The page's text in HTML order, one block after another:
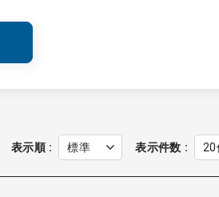
表示順 表示件数